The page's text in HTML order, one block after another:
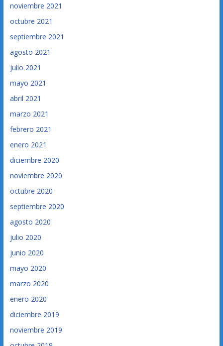
noviembre 2021
octubre 2021
septiembre 2021
agosto 2021
julio 2021
mayo 2021
abril 2021
marzo 2021
febrero 2021
enero 2021
diciembre 2020
noviembre 2020
octubre 2020
septiembre 2020
agosto 2020
julio 2020
junio 2020
mayo 2020
marzo 2020
enero 2020
diciembre 2019
noviembre 2019